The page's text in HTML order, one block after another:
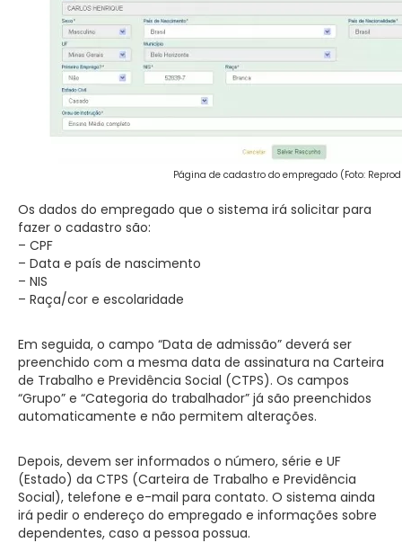
Página de cadastro do empregado (Foto:
Os dados do empregado que o sistema irá solicitar para
fazer o cadastro são:
– CPF
– Data e país de nascimento
– NIS
– Raça/cor e escolaridade
Em seguida, o campo “Data de admissão” deverá ser
preenchido com a mesma data de assinatura na Carteira
de Trabalho e Previdência Social (CTPS). Os campos
“Grupo” e “Categoria do trabalhador” já são preenchidos
automaticamente e não permitem alterações.
Depois, devem ser informados o número, série e UF
(Estado) da CTPS (Carteira de Trabalho e Previdência
Social), telefone e e-mail para contato. O sistema ainda
irá pedir o endereço do empregado e informações sobre
dependentes, caso a pessoa possua.